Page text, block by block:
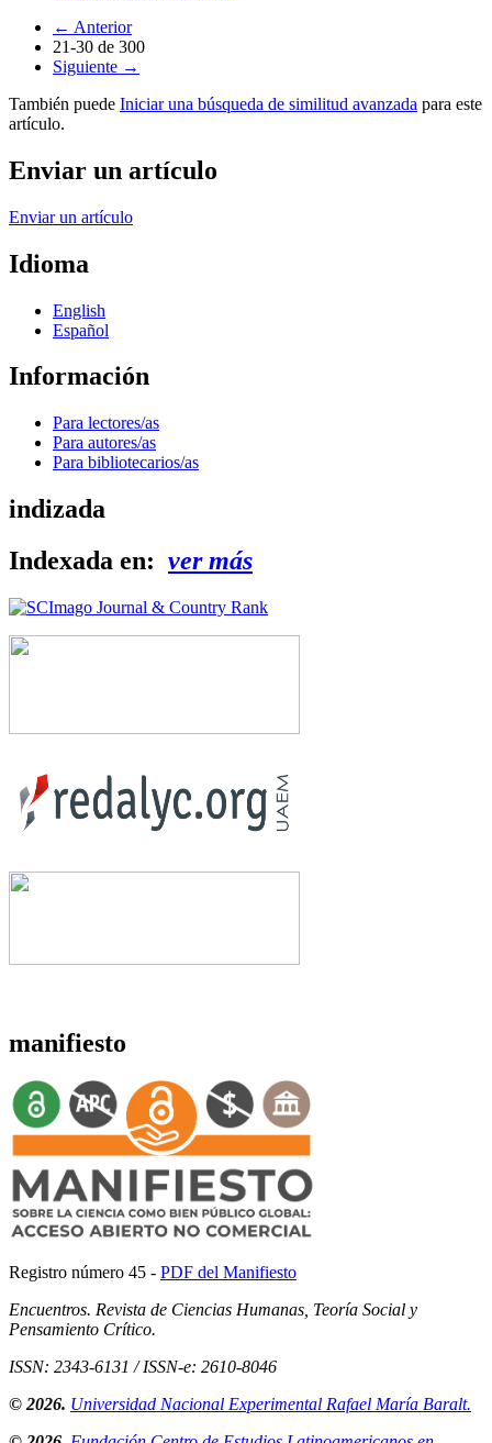
← Anterior
21-30 de 300
Siguiente →
También puede Iniciar una búsqueda de similitud avanzada para este
artículo.
Enviar un artículo
Enviar un artículo
Idioma
English
Español
Información
Para lectores/as
Para autores/as
Para bibliotecarios/as
indizada
Indexada en: ver más
manifiesto
Registro número 45 - PDF del Manifiesto
Encuentros. Revista de Ciencias Humanas, Teoría Social y
Pensamiento Crítico.
ISSN: 2343-6131 / ISSN-e: 2610-8046
© 2026. Universidad Nacional Experimental Rafael María Baralt.